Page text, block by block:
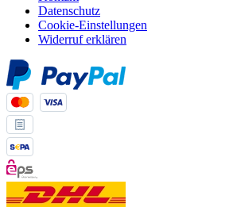
Datenschutz
Cookie-Einstellungen
Widerruf erklären